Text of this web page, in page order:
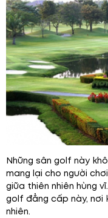
Những sân golf này
mang lại cho người
giữa thiên nhiên hùng
golf đẳng cấp này,
nhiên.